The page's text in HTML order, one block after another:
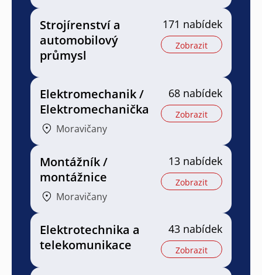
Strojírenství a
automobilový
průmysl
171 nabídek
Zobrazit
Elektromechanik /
Elektromechanička
Moravičany
68 nabídek
Zobrazit
Montážník /
montážnice
Moravičany
13 nabídek
Zobrazit
Elektrotechnika a
telekomunikace
43 nabídek
Zobrazit